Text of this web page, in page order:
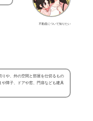
不動産について知りたい
りや、外の空間と部屋を仕切るもの
や障子、ドアや窓、門扉なども建具